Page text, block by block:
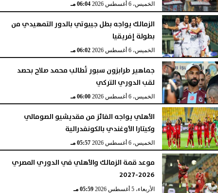
الخميس، 6 أغسطس 2026 06:04 مـ
الزمالك يواجه بطل جيبوتي بالدور التمهيدي من
بطولة إفريقيا
الخميس، 6 أغسطس 2026 06:02 مـ
جماهير طرابزون سبور تُطالب محمد صلاح بحصد
لقب الدوري التركي
الخميس، 6 أغسطس 2026 06:00 مـ
الأهلي يواجه الفائز من مقديشيو الصومالي
وكيتارا الأوغندي بالكونفدرالية
الخميس، 6 أغسطس 2026 05:57 مـ
موعد قمة الزمالك والأهلي في الدوري المصري
2026-2027
الأربعاء، 5 أغسطس 2026 05:59 مـ